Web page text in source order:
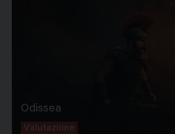
Odissea
Valutazione